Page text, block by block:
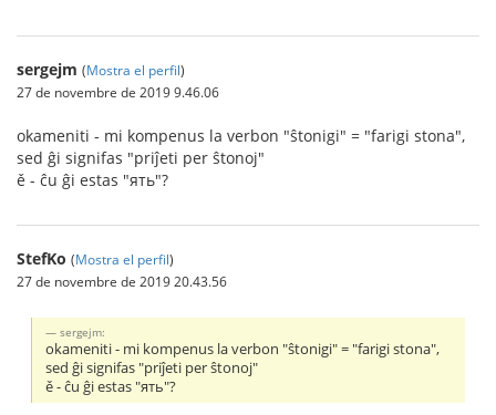
sergejm (Mostra el perfil)
27 de novembre de 2019 9.46.06
okameniti - mi kompenus la verbon "ŝtonigi" = "farigi stona",
sed ĝi signifas "priĵeti per ŝtonoj"
ě - ĉu ĝi estas "ять"?
StefKo (Mostra el perfil)
27 de novembre de 2019 20.43.56
sergejm:
okameniti - mi kompenus la verbon "ŝtonigi" = "farigi stona",
sed ĝi signifas "priĵeti per ŝtonoj"
ě - ĉu ĝi estas "ять"?